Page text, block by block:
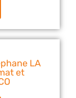
LA
et